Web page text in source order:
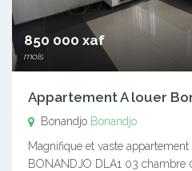
850 000 xaf
mois
Appartement A louer
Bonandjo Bonandjo
Magnifique et vaste
BONANDJO DLA1 03 chambre